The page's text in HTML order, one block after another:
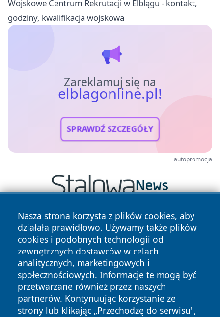
Wojskowe Centrum Rekrutacji w Elblągu - kontakt,
godziny, kwalifikacja wojskowa
Zareklamuj się na
elblagonline.pl!
SPRAWDŹ SZCZEGÓŁY
autopromocja
Nasza strona korzysta z plików cookies, aby
działała prawidłowo. Używamy także plików
cookies i podobnych technologii od
zewnętrznych dostawców w celach
analitycznych, marketingowych i
społecznościowych. Informacje te mogą być
przetwarzane również przez naszych
partnerów. Kontynuując korzystanie ze
strony lub klikając „Przechodzę do serwisu",
Copyright © 2026 elblagonline.pl Wszystkie prawa
zastrzeżone.